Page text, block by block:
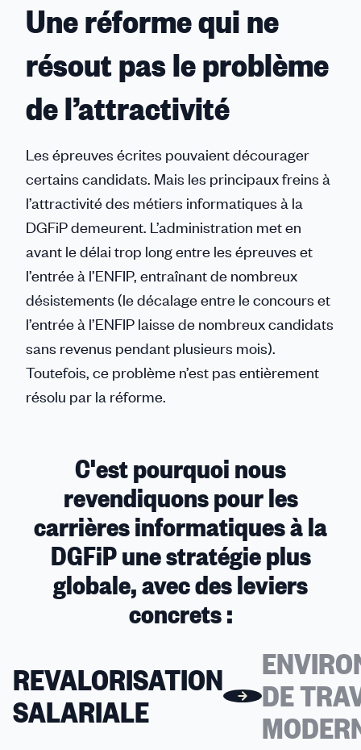
Une réforme qui ne
résout pas le problème
de l’attractivité
Les épreuves écrites pouvaient décourager
certains candidats. Mais les principaux freins à
l’attractivité des métiers informatiques à la
DGFiP demeurent. L’administration met en
avant le délai trop long entre les épreuves et
l’entrée à l’ENFIP, entraînant de nombreux
désistements (le décalage entre le concours et
l’entrée à l’ENFIP laisse de nombreux candidats
sans revenus pendant plusieurs mois).
Toutefois, ce problème n’est pas entièrement
résolu par la réforme.
C'est pourquoi nous
revendiquons pour les
carrières informatiques à la
DGFiP une stratégie plus
globale, avec des leviers
concrets :
REVALORISATION
SALARIALE
DE